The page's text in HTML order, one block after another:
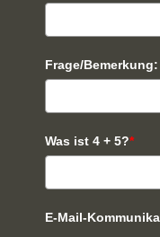
Frage/Bemerkung:
Was ist 4 + 5?*
E-Mail-